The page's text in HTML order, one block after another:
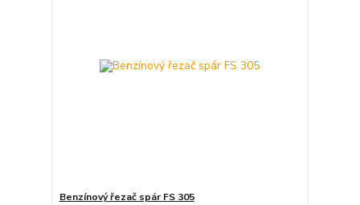
Benzínový řezač spár FS 305